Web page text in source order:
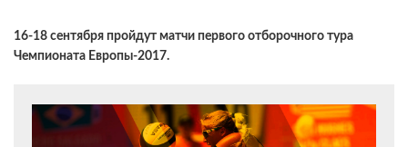
16-18 сентября пройдут матчи первого отборочного тура
Чемпионата Европы-2017.